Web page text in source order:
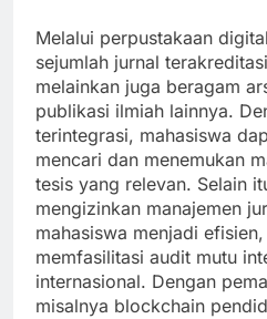
Melalui perpustakaan
sejumlah jurnal
melainkan juga beragam
publikasi ilmiah lainnya.
terintegrasi, mahasiswa
mencari dan menemukan
tesis yang relevan. Selain
mengizinkan manajemen
mahasiswa menjadi
memfasilitasi audit mutu
internasional. Dengan
misalnya blockchain